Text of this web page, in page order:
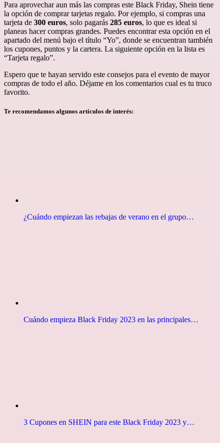
Para aprovechar aun más las compras este Black Friday, Shein tiene
la opción de comprar tarjetas regalo. Por ejemplo, si compras una
tarjeta de 300 euros, solo pagarás 285 euros, lo que es ideal si
planeas hacer compras grandes. Puedes encontrar esta opción en el
apartado del menú bajo el título “Yo”, donde se encuentran también
los cupones, puntos y la cartera. La siguiente opción en la lista es
“Tarjeta regalo”.
Espero que te hayan servido este consejos para el evento de mayor
compras de todo el año. Déjame en los comentarios cual es tu truco
favorito.
Te recomendamos algunos artículos de interés:
¿Cuándo empiezan las rebajas de verano en el grupo…
Cuándo empieza Black Friday 2023 en las principales…
3 Cupones en SHEIN para este Black Friday 2023 y…